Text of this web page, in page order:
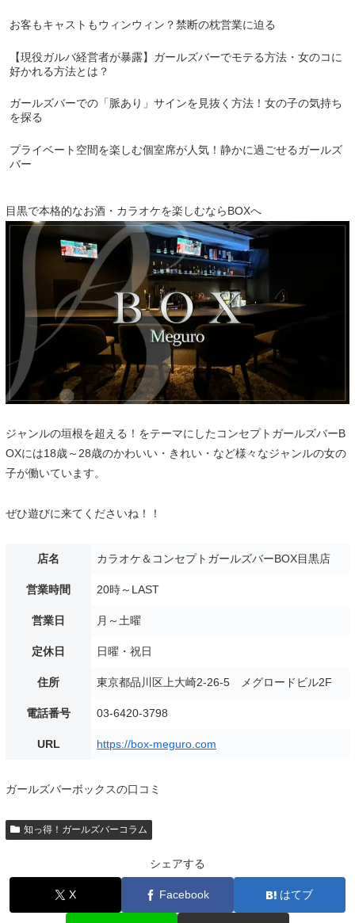
お客もキャストもウィンウィン？禁断の枕営業に迫る
【現役ガルバ経営者が暴露】ガールズバーでモテる方法・女のコに
好かれる方法とは？
ガールズバーでの「脈あり」サインを見抜く方法！女の子の気持ち
を探る
プライベート空間を楽しむ個室席が人気！静かに過ごせるガールズ
バー
目黒で本格的なお酒・カラオケを楽しむならBOXへ
ジャンルの垣根を超える！をテーマにしたコンセプトガールズバーB
OXには18歳～28歳のかわいい・きれい・など様々なジャンルの女の
子が働いています。
ぜひ遊びに来てくださいね！！
店名 カラオケ＆コンセプトガールズバーBOX目黒店
営業時間 20時～LAST
営業日 月～土曜
定休日 日曜・祝日
住所 東京都品川区上大崎2-26-5 メグロードビル2F
電話番号 03-6420-3798
URL https://box-meguro.com
ガールズバーボックスの口コミ
知っ得！ガールズバーコラム
シェアする
X Facebook はてブ